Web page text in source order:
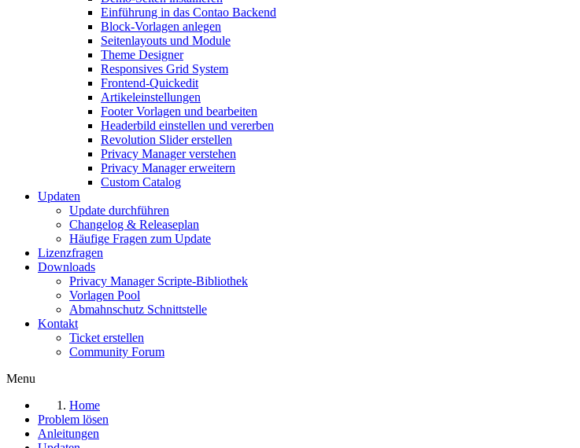
Einführung in das Contao Backend
Block-Vorlagen anlegen
Seitenlayouts und Module
Theme Designer
Responsives Grid System
Frontend-Quickedit
Artikeleinstellungen
Footer Vorlagen und bearbeiten
Headerbild einstellen und vererben
Revolution Slider erstellen
Privacy Manager verstehen
Privacy Manager erweitern
Custom Catalog
Updaten
Update durchführen
Changelog & Releaseplan
Häufige Fragen zum Update
Lizenzfragen
Downloads
Privacy Manager Scripte-Bibliothek
Vorlagen Pool
Abmahnschutz Schnittstelle
Kontakt
Ticket erstellen
Community Forum
Menu
Home
Problem lösen
Anleitungen